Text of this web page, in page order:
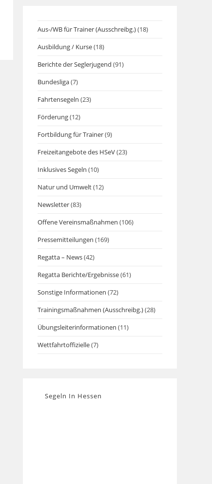
Aus-/WB für Trainer (Ausschreibg.)(18)
Ausbildung / Kurse(18)
Berichte der Seglerjugend (91)
Bundesliga(7)
Fahrtensegeln (23)
Förderung(12)
Fortbildung für Trainer(9)
Freizeitangebote des HSeV(23)
Inklusives Segeln (10)
Natur und Umwelt(12)
Newsletter(83)
Offene Vereinsmaßnahmen (106)
Pressemitteilungen (169)
Regatta – News(42)
Regatta Berichte/Ergebnisse(61)
Sonstige Informationen (72)
Trainingsmaßnahmen (Ausschreibg.)(28)
Übungsleiterinformationen (11)
Wettfahrtoffizielle(7)
Segeln In Hessen